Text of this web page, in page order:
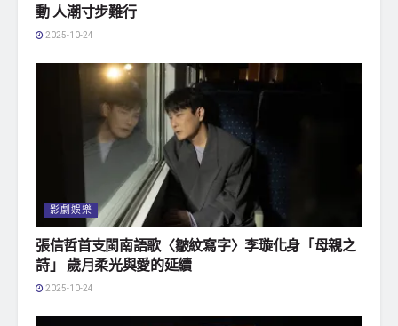
動 人潮寸步難行
2025-10-24
影劇娛樂
張信哲首支閩南語歌〈皺紋寫字〉李璇化身「母親之
詩」 歲月柔光與愛的延續
2025-10-24